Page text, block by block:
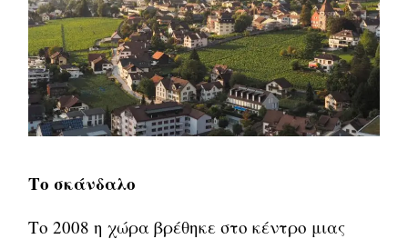
Το σκάνδαλο
Το 2008 η χώρα βρέθηκε στο κέντρο μιας